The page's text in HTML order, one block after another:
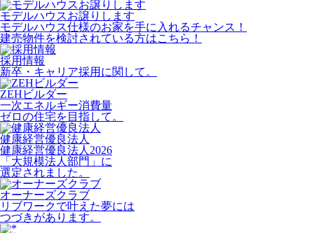
モデルハウスお譲りします
モデルハウス仕様のお家を手に入れるチャンス！
建売物件を検討されている方はこちら！
採用情報
新卒・キャリア採用に関して。
ZEHビルダー
一次エネルギー消費量
ゼロの住宅を目指して。
健康経営優良法人
健康経営優良法人2026
「大規模法人部門」に
選定されました。
オーナーズクラブ
リブワークで叶えた夢には
つづきがあります。